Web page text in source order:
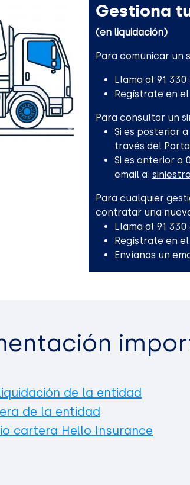
Gestiona
(en liquidación)
Para comunicar un
Llama al 91 330
Regístrate en
Para consultar un
Si es posterior
través del
Si es anterior a
email a:
Para cualquier
contratar una
Llama al 91 330
Regístrate en
Envíanos un
de la entidad
de la entidad
cartera Hello Insurance